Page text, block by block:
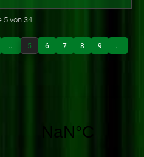
5 von 34
... 5 6 7 8 9 ...